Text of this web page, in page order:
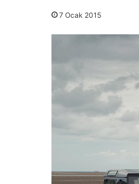
7 Ocak 2015